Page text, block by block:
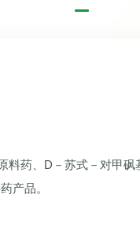
料药、D－苏式－对甲
产品。